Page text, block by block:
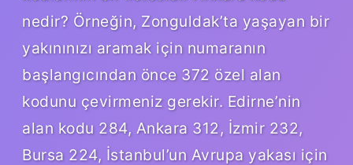
nedir? Örneğin, Zonguldak’ta yaşayan bir
yakınınızı aramak için numaranın
başlangıcından önce 372 özel alan
kodunu çevirmeniz gerekir. Edirne’nin
alan kodu 284, Ankara 312, İzmir 232,
Bursa 224, İstanbul’un Avrupa yakası için